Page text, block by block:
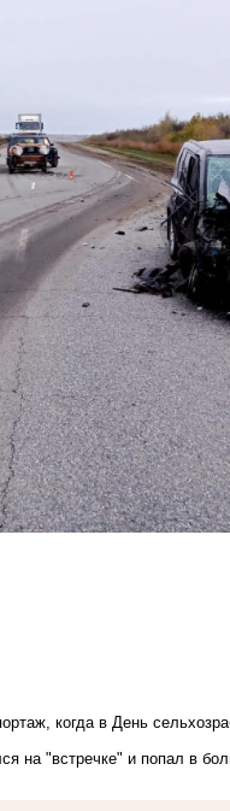
когда в День
на "встречке" и попал в